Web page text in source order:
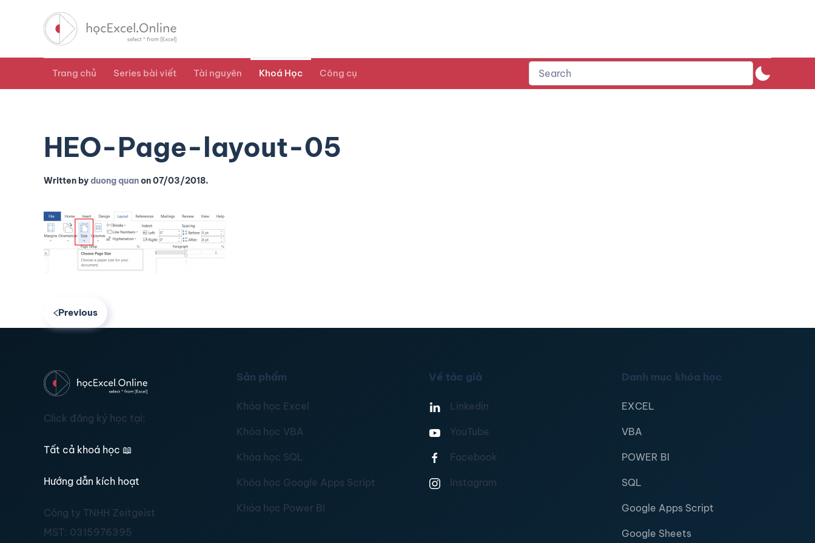
Trang chủ Series bài viết Tài nguyên Khoá Học Công cụ
HEO-Page-layout-05
Written byduong quanon07/03/2018.
Previous
Click đăng ký học tại:
Tất cả khoá học 📖
Hướng dẫn kích hoạt
Công ty TNHH Zeitgeist
MST: 0315976395
Sản phẩm
Khóa học Excel
Khóa học VBA
Khóa học SQL
Khóa học Google Apps Script
Khóa học Power BI
Về tác giả
Linkedin
YouTube
Facebook
Instagram
Danh mục khóa học
EXCEL
VBA
POWER BI
SQL
Google Apps Script
Google Sheets